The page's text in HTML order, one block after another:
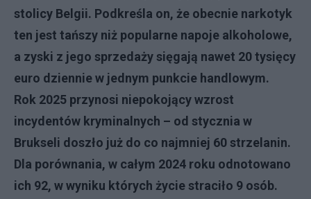
stolicy Belgii. Podkreśla on, że obecnie narkotyk
ten jest tańszy niż popularne napoje alkoholowe,
a zyski z jego sprzedaży sięgają nawet 20 tysięcy
euro dziennie w jednym punkcie handlowym.
Rok 2025 przynosi niepokojący wzrost
incydentów kryminalnych – od stycznia w
Brukseli doszło już do co najmniej 60 strzelanin.
Dla porównania, w całym 2024 roku odnotowano
ich 92, w wyniku których życie straciło 9 osób.